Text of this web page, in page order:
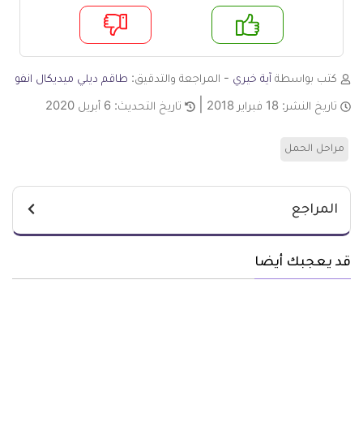
لا
كتب بواسطة آية خيري - المراجعة والتدقيق: طاقم ديلي ميديكال انفو
تاريخ النشر: 18 فبراير 2018 تاريخ التحديث: 6 أبريل 2020
مراحل الحمل
المراجع
قد يعجبك أيضا